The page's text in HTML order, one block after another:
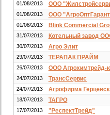
01/08/2013
ООО
01/08/2013
ООО
01/08/2013
Blink Commercial
31/07/2013
Котельный завод
30/07/2013
Агро Элит
29/07/2013
ТЕРАПАК ПРАЙМ
26/07/2013
ООО Агрохимтрейд-
24/07/2013
ТрансСервис
24/07/2013
Агрофирма
18/07/2013
ТАГРО
17/07/2013
"РеспектТрейд"